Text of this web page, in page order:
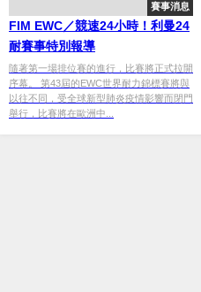
賽事消息
FIM EWC／競速24小時！利曼24
耐賽事特別報導
隨著第一場排位賽的進行，比賽將正式拉開
序幕。 第43屆的EWC世界耐力錦標賽將與
以往不同，受全球新型肺炎疫情影響而閉門
舉行，比賽將在歐洲中...